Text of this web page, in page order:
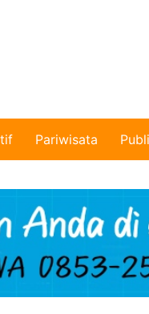
Pariwisata